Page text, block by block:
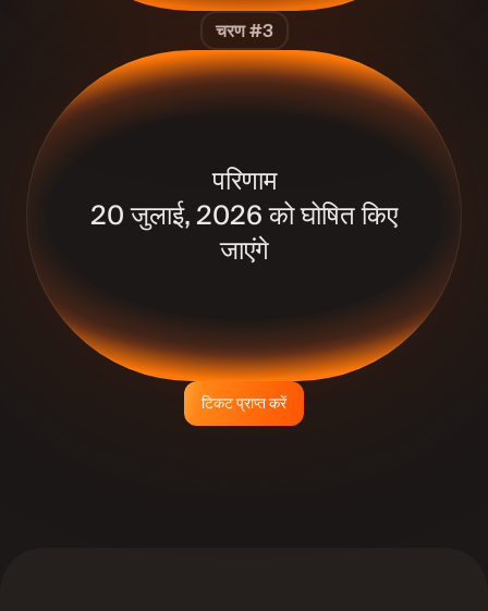
चरण #3
परिणाम
20 जुलाई, 2026 को घोषित किए
जाएंगे
टिकट प्राप्त करें